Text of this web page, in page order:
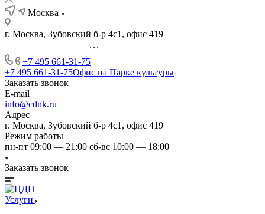
Москва
г. Москва, Зубовский б-р 4с1, офис 419
...
+7 495 661-31-75
+7 495 661-31-75Офис на Парке культуры
Заказать звонок
E-mail
info@cdnk.ru
Адрес
г. Москва, Зубовский б-р 4с1, офис 419
Режим работы
пн-пт 09:00 — 21:00 сб-вс 10:00 — 18:00
Заказать звонок
Услуги